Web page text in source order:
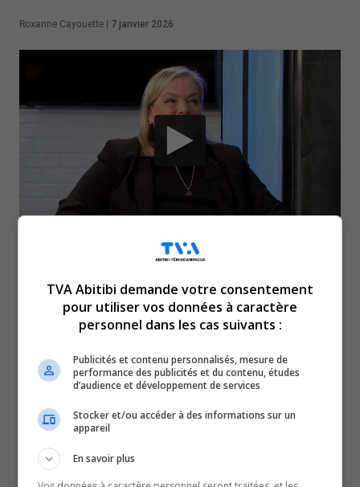
Roxanne Cayouette 7 janvier 2026
femme d’affaires bien
connue de la région,
a célébré, en 2025, ses 45
ans de carrière.
TVA Abitibi demande votre consentement
pour utiliser vos données à caractère
personnel dans les cas suivants :
Publicités et contenu personnalisés, mesure de
performance des publicités et du contenu, études
d’audience et développement de services
Stocker et/ou accéder à des informations sur un
appareil
En savoir plus